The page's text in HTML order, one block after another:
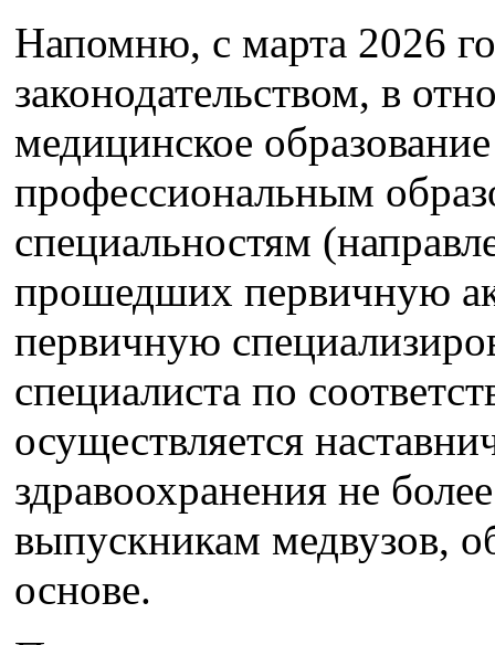
Напомню, с марта 2026
законодательством, в
медицинское
профессиональным
специальностям
прошедших первичную
первичную
специалиста по
осуществляется
здравоохранения не
выпускникам медвузов,
основе.